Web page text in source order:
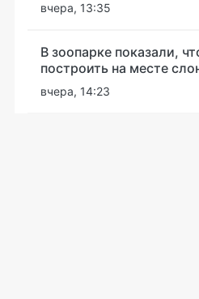
вчера, 13:35
В зоопарке показали,
построить на месте
вчера, 14:23